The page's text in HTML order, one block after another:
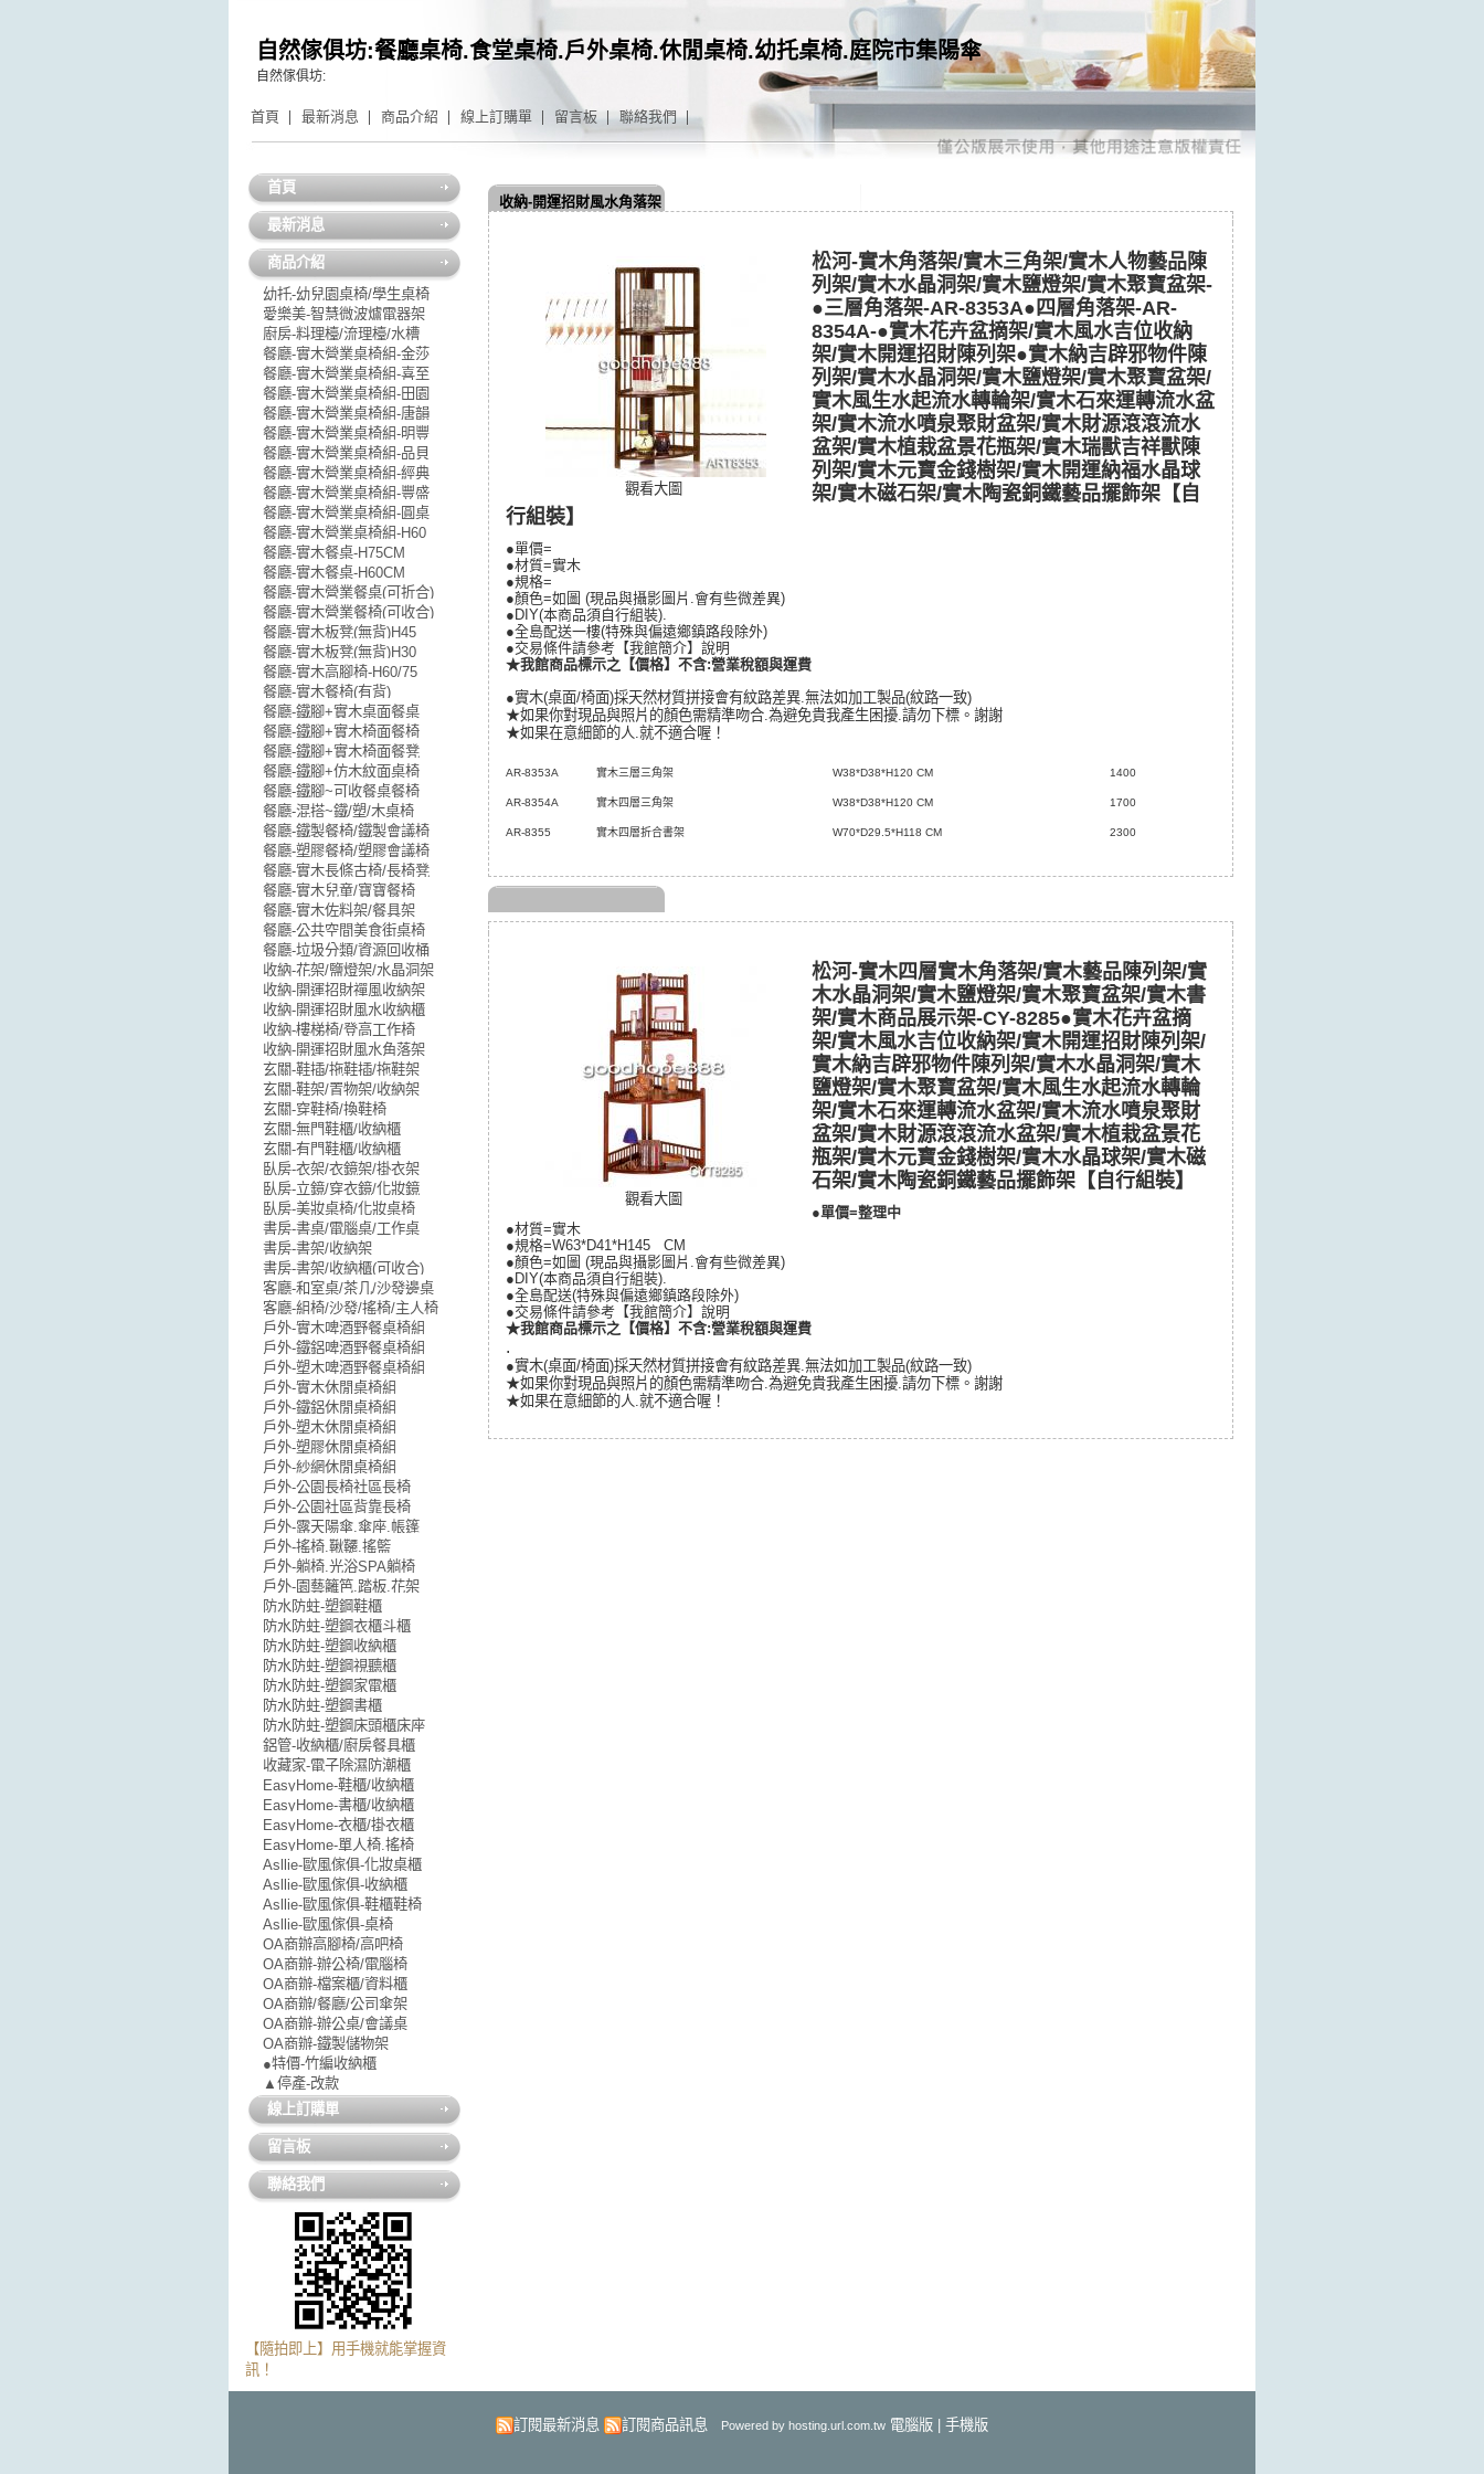
自然傢俱坊:餐廳桌椅.食堂桌椅.戶外桌椅.休閒桌椅.幼托桌椅.庭院市集陽傘
自然傢俱坊:
首頁 最新消息 商品介紹 線上訂購單 留言板 聯絡我們
收納-開運招財風水角落架
觀看大圖
松河-實木角落架/實木三角架/實木人物藝品陳
列架/實木水晶洞架/實木鹽燈架/實木聚寶盆架-
●三層角落架-AR-8353A●四層角落架-AR-
8354A-●實木花卉盆摘架/實木風水吉位收納
架/實木開運招財陳列架●實木納吉辟邪物件陳
列架/實木水晶洞架/實木鹽燈架/實木聚寶盆架/
實木風生水起流水轉輪架/實木石來運轉流水盆
架/實木流水噴泉聚財盆架/實木財源滾滾流水
盆架/實木植栽盆景花瓶架/實木瑞獸吉祥獸陳
列架/實木元寶金錢樹架/實木開運納福水晶球
架/實木磁石架/實木陶瓷銅鐵藝品擺飾架【自
行組裝】
●單價=
●材質=實木
●規格=
●顏色=如圖 (現品與攝影圖片.會有些微差異)
●DIY(本商品須自行組裝).
●全島配送一樓(特殊與偏遠鄉鎮路段除外)
●交易條件請參考【我館簡介】說明
★我館商品標示之【價格】不含:營業稅額與運費
●實木(桌面/椅面)採天然材質拼接會有紋路差異.無法如加工製品(紋路一致)
★如果你對現品與照片的顏色需精準吻合.為避免貴我產生困擾.請勿下標。謝謝
★如果在意細節的人.就不適合喔！
AR-8353A 實木三層三角架 W38*D38*H120 CM 1400
AR-8354A 實木四層三角架 W38*D38*H120 CM 1700
AR-8355 實木四層折合書架 W70*D29.5*H118 CM 2300
觀看大圖
松河-實木四層實木角落架/實木藝品陳列架/實
木水晶洞架/實木鹽燈架/實木聚寶盆架/實木書
架/實木商品展示架-CY-8285●實木花卉盆摘
架/實木風水吉位收納架/實木開運招財陳列架/
實木納吉辟邪物件陳列架/實木水晶洞架/實木
鹽燈架/實木聚寶盆架/實木風生水起流水轉輪
架/實木石來運轉流水盆架/實木流水噴泉聚財
盆架/實木財源滾滾流水盆架/實木植栽盆景花
瓶架/實木元寶金錢樹架/實木水晶球架/實木磁
石架/實木陶瓷銅鐵藝品擺飾架【自行組裝】
●單價=整理中
●材質=實木
●規格=W63*D41*H145 CM
●顏色=如圖 (現品與攝影圖片.會有些微差異)
●DIY(本商品須自行組裝).
●全島配送(特殊與偏遠鄉鎮路段除外)
●交易條件請參考【我館簡介】說明
★我館商品標示之【價格】不含:營業稅額與運費
.
●實木(桌面/椅面)採天然材質拼接會有紋路差異.無法如加工製品(紋路一致)
★如果你對現品與照片的顏色需精準吻合.為避免貴我產生困擾.請勿下標。謝謝
★如果在意細節的人.就不適合喔！
首頁
最新消息
商品介紹
幼托-幼兒園桌椅/學生桌椅
愛樂美-智慧微波爐電器架
廚房-料理檯/流理檯/水槽
餐廳-實木營業桌椅組-金莎
餐廳-實木營業桌椅組-喜至
餐廳-實木營業桌椅組-田園
餐廳-實木營業桌椅組-唐韻
餐廳-實木營業桌椅組-明豐
餐廳-實木營業桌椅組-品貝
餐廳-實木營業桌椅組-經典
餐廳-實木營業桌椅組-豐盛
餐廳-實木營業桌椅組-圓桌
餐廳-實木營業桌椅組-H60
餐廳-實木餐桌-H75CM
餐廳-實木餐桌-H60CM
餐廳-實木營業餐桌(可折合)
餐廳-實木營業餐椅(可收合)
餐廳-實木板凳(無背)H45
餐廳-實木板凳(無背)H30
餐廳-實木高腳椅-H60/75
餐廳-實木餐椅(有背)
餐廳-鐵腳+實木桌面餐桌
餐廳-鐵腳+實木椅面餐椅
餐廳-鐵腳+實木椅面餐凳
餐廳-鐵腳+仿木紋面桌椅
餐廳-鐵腳~可收餐桌餐椅
餐廳-混搭~鐵/塑/木桌椅
餐廳-鐵製餐椅/鐵製會議椅
餐廳-塑膠餐椅/塑膠會議椅
餐廳-實木長條古椅/長椅凳
餐廳-實木兒童/寶寶餐椅
餐廳-實木佐料架/餐具架
餐廳-公共空間美食街桌椅
餐廳-垃圾分類/資源回收桶
收納-花架/鹽燈架/水晶洞架
收納-開運招財禪風收納架
收納-開運招財風水收納櫃
收納-樓梯椅/登高工作椅
收納-開運招財風水角落架
玄關-鞋插/拖鞋插/拖鞋架
玄關-鞋架/置物架/收納架
玄關-穿鞋椅/換鞋椅
玄關-無門鞋櫃/收納櫃
玄關-有門鞋櫃/收納櫃
臥房-衣架/衣鏡架/掛衣架
臥房-立鏡/穿衣鏡/化妝鏡
臥房-美妝桌椅/化妝桌椅
書房-書桌/電腦桌/工作桌
書房-書架/收納架
書房-書架/收納櫃(可收合)
客廳-和室桌/茶几/沙發邊桌
客廳-組椅/沙發/搖椅/主人椅
戶外-實木啤酒野餐桌椅組
戶外-鐵鋁啤酒野餐桌椅組
戶外-塑木啤酒野餐桌椅組
戶外-實木休閒桌椅組
戶外-鐵鋁休閒桌椅組
戶外-塑木休閒桌椅組
戶外-塑膠休閒桌椅組
戶外-紗網休閒桌椅組
戶外-公園長椅社區長椅
戶外-公園社區背靠長椅
戶外-露天陽傘.傘座.帳篷
戶外-搖椅.鞦韆.搖籃
戶外-躺椅.光浴SPA躺椅
戶外-園藝籬笆.踏板.花架
防水防蛀-塑鋼鞋櫃
防水防蛀-塑鋼衣櫃斗櫃
防水防蛀-塑鋼收納櫃
防水防蛀-塑鋼視聽櫃
防水防蛀-塑鋼家電櫃
防水防蛀-塑鋼書櫃
防水防蛀-塑鋼床頭櫃床座
鋁管-收納櫃/廚房餐具櫃
收藏家-電子除濕防潮櫃
EasyHome-鞋櫃/收納櫃
EasyHome-書櫃/收納櫃
EasyHome-衣櫃/掛衣櫃
EasyHome-單人椅.搖椅
Asllie-歐風傢俱-化妝桌櫃
Asllie-歐風傢俱-收納櫃
Asllie-歐風傢俱-鞋櫃鞋椅
Asllie-歐風傢俱-桌椅
OA商辦高腳椅/高吧椅
OA商辦-辦公椅/電腦椅
OA商辦-檔案櫃/資料櫃
OA商辦/餐廳/公司傘架
OA商辦-辦公桌/會議桌
OA商辦-鐵製儲物架
●特價-竹編收納櫃
▲停產-改款
線上訂購單
留言板
聯絡我們
【隨拍即上】用手機就能掌握資
訊！
訂閱最新消息 訂閱商品訊息 Powered by hosting.url.com.tw 電腦版 手機版